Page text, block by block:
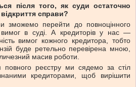
після того, як суди остаточно
справи?
зможемо перейти до повноцінного
вимог в суді. А кредиторів у нас —
вимог кожного кредитора, тобто
буде ретельно перевірена мною,
масив роботи.
реєстру ми сядемо за стіл
кредиторами, щоб вирішити